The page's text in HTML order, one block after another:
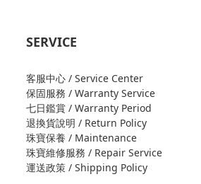
SERVICE
客服中心 / Service Center
保固服務 / Warranty Service
七日鑑賞 / Warranty Period
退換貨說明 / Return Policy
珠寶保養 / Maintenance
珠寶維修服務 / Repair Service
運送政策 / Shipping Policy